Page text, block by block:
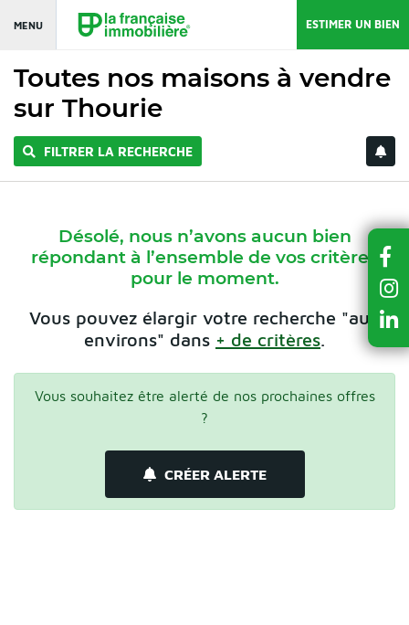
MENU ESTIMER UN BIEN
Toutes nos maisons à vendre
sur Thourie
FILTRER LA RECHERCHE
Désolé, nous n’avons aucun bien
répondant à l’ensemble de vos critères
pour le moment.
Vous pouvez élargir votre recherche "aux
environs" dans + de critères.
Vous souhaitez être alerté de nos prochaines offres
?
CRÉER ALERTE